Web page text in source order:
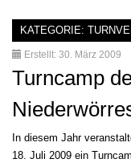
KATEGORIE:
Erstellt: 30. März 2009
Turncamp
In diesem Jahr
18. Juli 2009 ein